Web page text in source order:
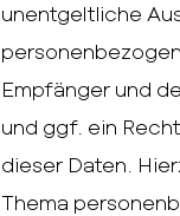
unentgeltliche
Empfänger und
und ggf. ein
dieser Daten.
Thema